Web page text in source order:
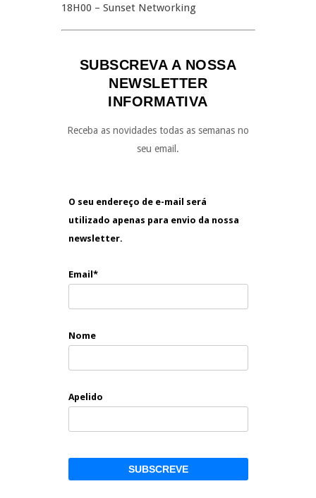
18H00 – Sunset Networking
SUBSCREVA A NOSSA
NEWSLETTER
INFORMATIVA
Receba as novidades todas as semanas no
seu email.
O seu endereço de e-mail será
utilizado apenas para envio da nossa
newsletter.
Email*
Nome
Apelido